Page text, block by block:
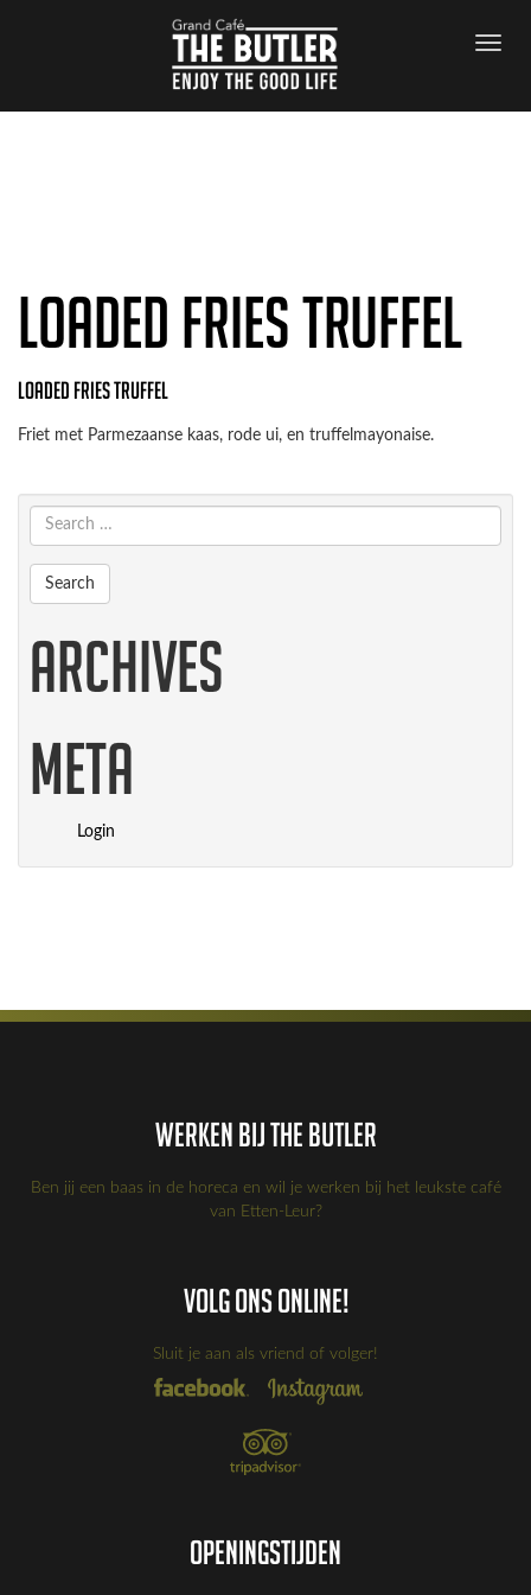
Loaded fries truffel
Loaded fries truffel
Friet met Parmezaanse kaas, rode ui, en truffelmayonaise.
Archives
Meta
Login
Werken bij the Butler
Ben jij een baas in de horeca en wil je werken bij het leukste café
van Etten-Leur?
Volg ons online!
Sluit je aan als vriend of volger!
Openingstijden